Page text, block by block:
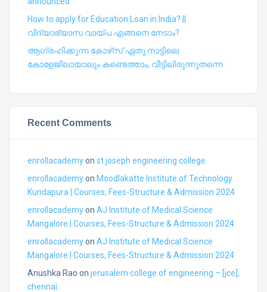
How to apply for Education Loan in India? ||
വിദ്യാഭ്യാസ വായ്പ എങ്ങനെ നേടാം?
ആഗ്രഹിക്കുന്ന കോഴ്‍സ് ഏതു നാട്ടിലെ
കോളേജിലായാലും കണ്ടെത്താം, വീട്ടിലിരുന്നുതന്നെ
Recent Comments
enrollacademyon st joseph engineering college
enrollacademyon Moodlakatte Institute of Technology
Kundapura | Courses, Fees-Structure & Admission 2024
enrollacademyon AJ Institute of Medical Science
Mangalore | Courses, Fees-Structure & Admission 2024
enrollacademyon AJ Institute of Medical Science
Mangalore | Courses, Fees-Structure & Admission 2024
Anushka Rao on jerusalem college of engineering – [jce],
chennai